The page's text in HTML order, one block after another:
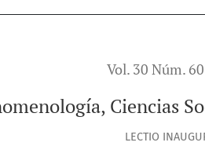
Vol. 30 Núm.
Ciencias
LECTIO